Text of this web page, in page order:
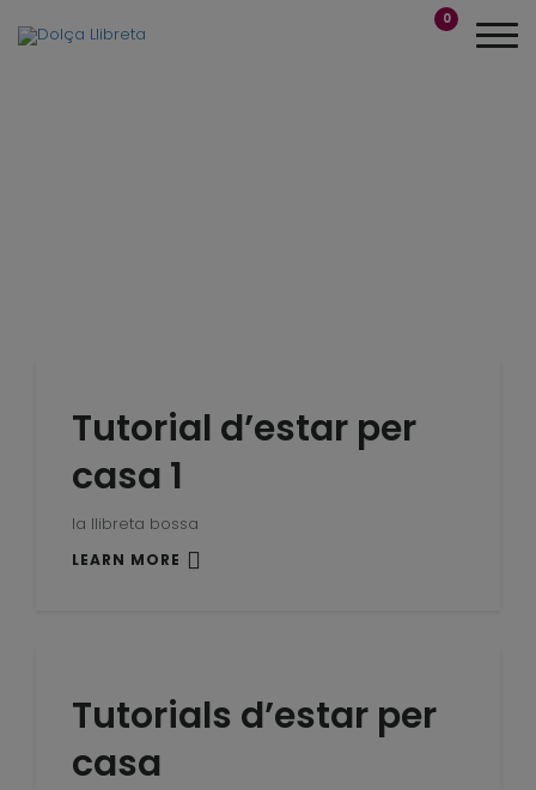
0
Tutorial d’estar per
casa 1
la llibreta bossa
LEARN MORE
Tutorials d’estar per
casa